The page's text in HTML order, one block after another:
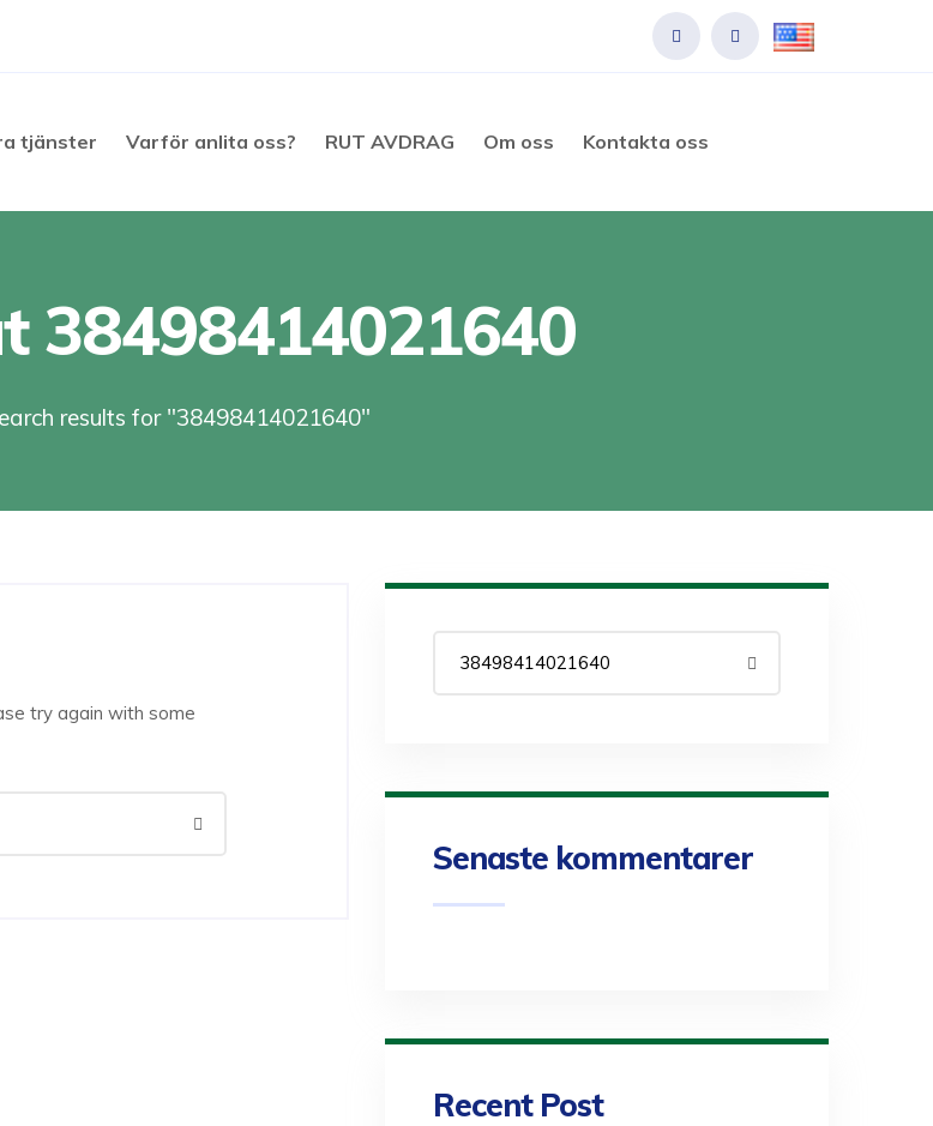
tjänster Varför anlita oss? RUT AVDRAG Om oss Kontakta oss
38498414021640
results for "38498414021640"
try again with some
Senaste kommentarer
Recent Post